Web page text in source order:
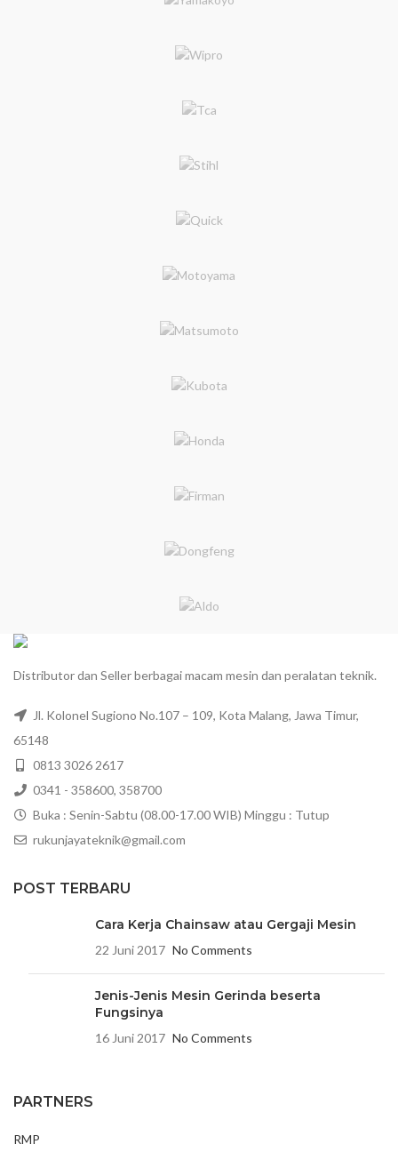
Distributor dan Seller berbagai macam mesin dan peralatan teknik.
Jl. Kolonel Sugiono No.107 – 109, Kota Malang, Jawa Timur,
65148
0813 3026 2617
0341 - 358600, 358700
Buka : Senin-Sabtu (08.00-17.00 WIB) Minggu : Tutup
rukunjayateknik@gmail.com
POST TERBARU
Cara Kerja Chainsaw atau Gergaji Mesin
22 Juni 2017 No Comments
Jenis-Jenis Mesin Gerinda beserta
Fungsinya
16 Juni 2017 No Comments
PARTNERS
RMP